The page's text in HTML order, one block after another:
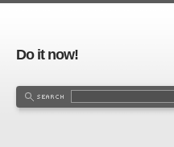
Do it now!